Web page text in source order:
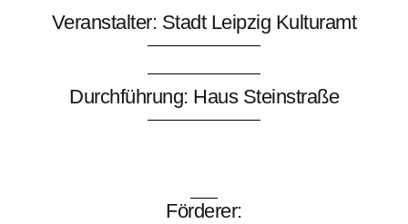
Veranstalter: Stadt Leipzig Kulturamt
Durchführung: Haus Steinstraße
Förderer: